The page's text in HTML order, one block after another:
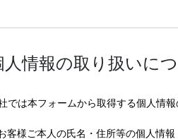
人情報の取り扱いに
では本フォームから取得する個人情
客様ご本人の氏名・住所等の個人情